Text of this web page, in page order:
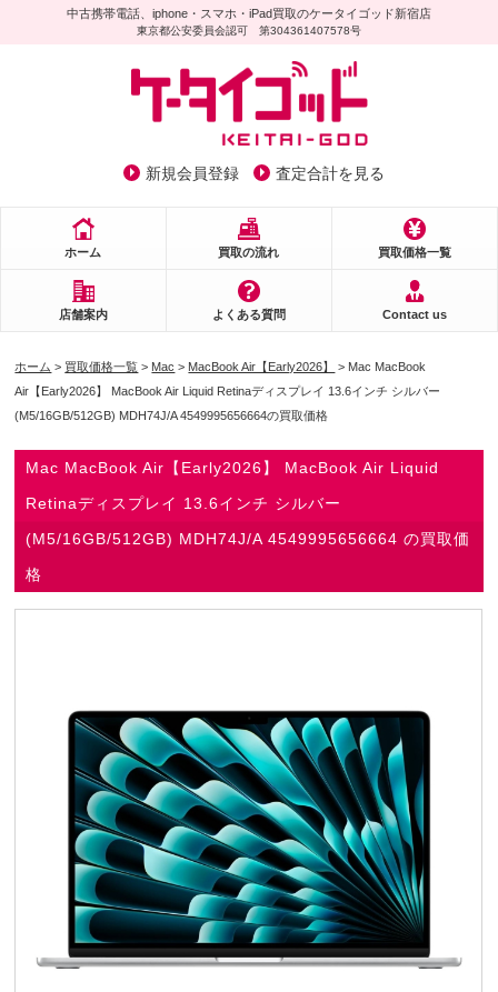
中古携帯電話、iphone・スマホ・iPad買取のケータイゴッド新宿店
東京都公安委員会認可 第304361407578号
新規会員登録 査定合計を見る
ホーム 買取の流れ 買取価格一覧
店舗案内 よくある質問 Contact us
ホーム > 買取価格一覧 > Mac > MacBook Air【Early2026】
> Mac MacBook
Air【Early2026】 MacBook Air Liquid Retinaディスプレイ 13.6インチ シルバー
(M5/16GB/512GB) MDH74J/A 4549995656664の買取価格
Mac MacBook Air【Early2026】 MacBook Air Liquid
Retinaディスプレイ 13.6インチ シルバー
(M5/16GB/512GB) MDH74J/A 4549995656664 の買取価
格